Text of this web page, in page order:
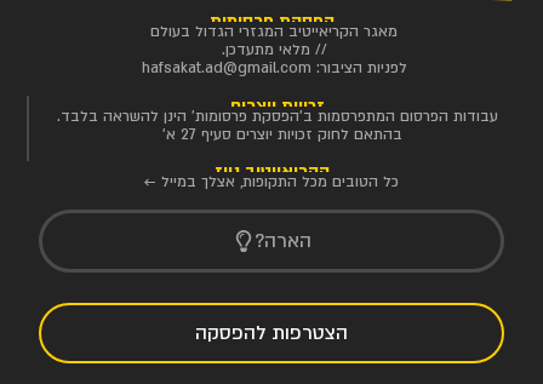
הפסקת פרסומות
מאגר הקריאייטיב המגזרי הגדול בעולם
// מלאי מתעדכן.
לפניות הציבור: hafsakat.ad@gmail.com
זכויות יוצרים
עבודות הפרסום המתפרסמות ב'הפסקת פרסומות' הינן להשראה בלבד.
בהתאם לחוק זכויות יוצרים סעיף 27 א'
הקריאייטיב ניוז
כל הטובים מכל התקופות, אצלך במייל ←
הארה?
הצטרפות להפסקה